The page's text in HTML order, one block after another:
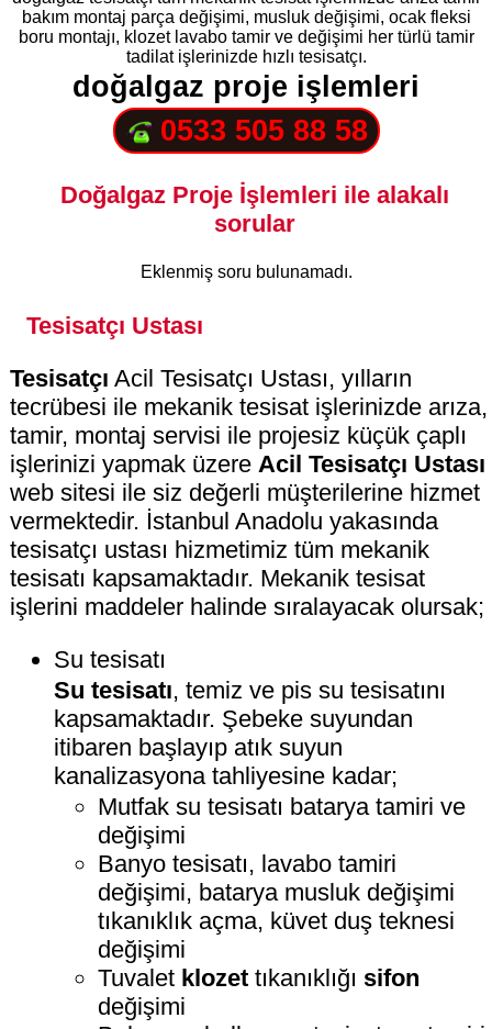
bakım montaj parça değişimi, musluk değişimi, ocak fleksi
boru montajı, klozet lavabo tamir ve değişimi her türlü tamir
tadilat işlerinizde hızlı tesisatçı.
doğalgaz proje işlemleri
0533 505 88 58
Doğalgaz Proje İşlemleri ile alakalı
sorular
Eklenmiş soru bulunamadı.
Tesisatçı Ustası
Tesisatçı Acil Tesisatçı Ustası, yılların
tecrübesi ile mekanik tesisat işlerinizde arıza,
tamir, montaj servisi ile projesiz küçük çaplı
işlerinizi yapmak üzere Acil Tesisatçı Ustası
web sitesi ile siz değerli müşterilerine hizmet
vermektedir. İstanbul Anadolu yakasında
tesisatçı ustası hizmetimiz tüm mekanik
tesisatı kapsamaktadır. Mekanik tesisat
işlerini maddeler halinde sıralayacak olursak;
Su tesisatı
Su tesisatı, temiz ve pis su tesisatını
kapsamaktadır. Şebeke suyundan
itibaren başlayıp atık suyun
kanalizasyona tahliyesine kadar;
Mutfak su tesisatı batarya tamiri ve
değişimi
Banyo tesisatı, lavabo tamiri
değişimi, batarya musluk değişimi
tıkanıklık açma, küvet duş teknesi
değişimi
Tuvalet klozet tıkanıklığı sifon
değişimi